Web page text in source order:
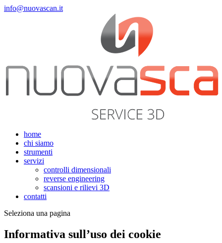
info@nuovascan.it
home
chi siamo
strumenti
servizi
controlli dimensionali
reverse engineering
scansioni e rilievi 3D
contatti
Seleziona una pagina
Informativa sull’uso dei cookie